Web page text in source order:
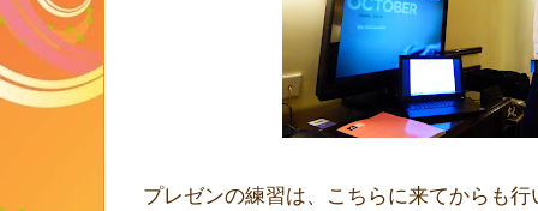
プレゼンの練習は、こちらに来てからも行